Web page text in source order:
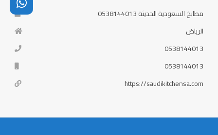
مطابخ السعودية الحديثة 0538144013
الرياض
0538144013
0538144013
https://saudikitchensa.com